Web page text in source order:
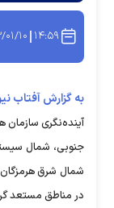
۱۴:۵۹ ۱۴۰۳/
به گزارش آفتاب
آینده‌نگری سازمان
جنوبی، شمال
شمال شرق
در مناطق مستعد